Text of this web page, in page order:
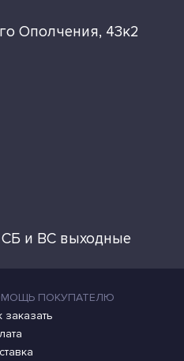
Ополчения, 43к2
СБ и ВС выходные
ПОКУПАТЕЛЮ
заказать